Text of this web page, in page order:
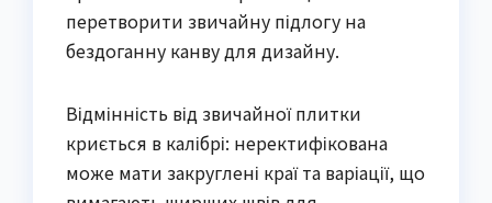
перетворити звичайну підлогу на
бездоганну канву для дизайну.
Відмінність від звичайної плитки
криється в калібрі: неректифікована
може мати закруглені краї та варіації, що